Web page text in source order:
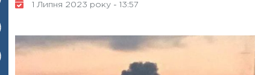
1 Липня 2023 року - 13:57